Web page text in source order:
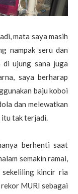
mata saya masih
nampak seru dan
di ujung sana juga
saya berharap
baju koboi
dan melewatkan
itu tak terjadi.
berhenti saat
semakin ramai,
sekeliling kincir ria
MURI sebagai